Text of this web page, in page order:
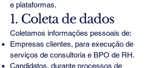
e plataformas.
1. Coleta de dados
Coletamos informações pessoais de:
Empresas clientes, para execução de
serviços de consultoria e BPO de RH.
Candidatos, durante processos de